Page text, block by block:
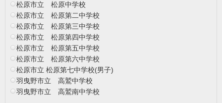
松原市立 松原中学校
松原市立 松原第二中学校
松原市立 松原第三中学校
松原市立 松原第四中学校
松原市立 松原第五中学校
松原市立 松原第六中学校
松原市立 松原第七中学校(男子)
羽曳野市立 高鷲中学校
羽曳野市立 高鷲南中学校